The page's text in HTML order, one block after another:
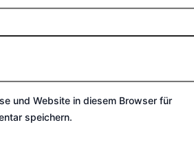
und Website in diesem Browser für
speichern.